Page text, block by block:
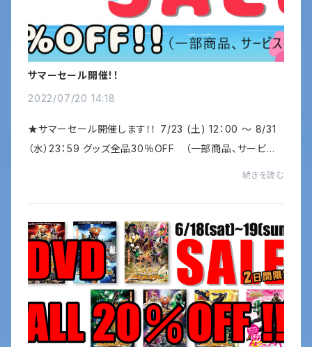
サマーセール開催！！
2022/07/20 14:18
★サマーセール開催します！！ 7/23 (土) 12：00 ～ 8/31
（水）23：59 グッズ全品30％OFF （一部商品、サービス
続きを読む